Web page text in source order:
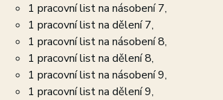
1 pracovní list na násobení 7,
1 pracovní list na dělení 7,
1 pracovní list na násobení 8,
1 pracovní list na dělení 8,
1 pracovní list na násobení 9,
1 pracovní list na dělení 9,